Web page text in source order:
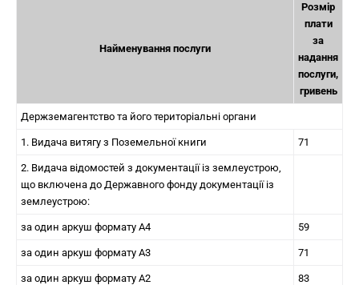
Найменування послуги
Розмір
плати
за
надання
послуги,
гривень
Держземагентство та його територіальні органи
1. Видача витягу з Поземельної книги 71
2. Видача відомостей з документації із землеустрою,
що включена до Державного фонду документації із
землеустрою:
за один аркуш формату А4 59
за один аркуш формату А3 71
за один аркуш формату А2 83